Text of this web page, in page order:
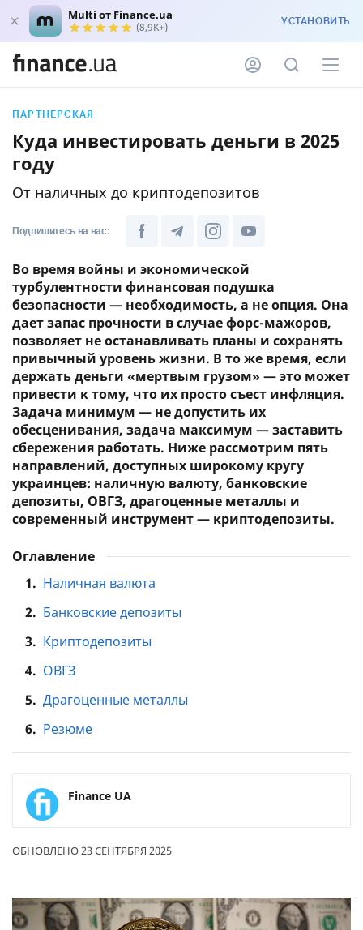
Multi от Finance.ua
(8,9K+) УСТАНОВИТЬ
ПАРТНЕРСКАЯ
Куда инвестировать деньги в 2025
году
От наличных до криптодепозитов
Подпишитесь на нас:
Во время войны и экономической
турбулентности финансовая подушка
безопасности — необходимость, а не опция. Она
дает запас прочности в случае форс-мажоров,
позволяет не останавливать планы и сохранять
привычный уровень жизни. В то же время, если
держать деньги «мертвым грузом» — это может
привести к тому, что их просто съест инфляция.
Задача минимум — не допустить их
обесценивания, задача максимум — заставить
сбережения работать. Ниже рассмотрим пять
направлений, доступных широкому кругу
украинцев: наличную валюту, банковские
депозиты, ОВГЗ, драгоценные металлы и
современный инструмент — криптодепозиты.
Оглавление
1. Наличная валюта
2. Банковские депозиты
3. Криптодепозиты
4. ОВГЗ
5. Драгоценные металлы
6. Резюме
Finance UA
ОБНОВЛЕНО 23 СЕНТЯБРЯ 2025